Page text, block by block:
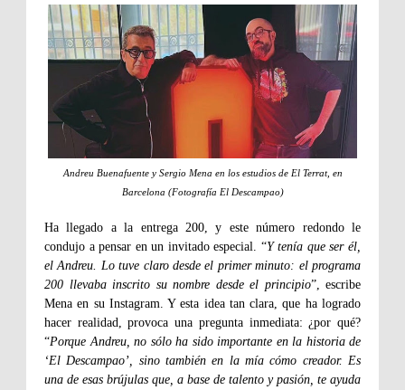
Andreu Buenafuente y Sergio Mena en los estudios de El Terrat, en
Barcelona (Fotografía El Descampao)
Ha llegado a la entrega 200, y este número redondo le
condujo a pensar en un invitado especial. “Y tenía que ser él,
el Andreu. Lo tuve claro desde el primer minuto: el programa
200 llevaba inscrito su nombre desde el principio”, escribe
Mena en su Instagram. Y esta idea tan clara, que ha logrado
hacer realidad, provoca una pregunta inmediata: ¿por qué?
“Porque Andreu, no sólo ha sido importante en la historia de
‘El Descampao’, sino también en la mía cómo creador. Es
una de esas brújulas que, a base de talento y pasión, te ayuda